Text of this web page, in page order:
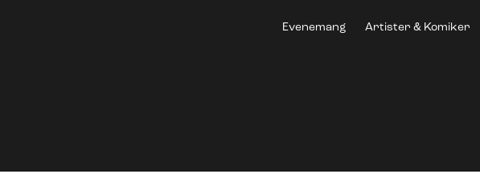
Evenemang Artister & Komiker